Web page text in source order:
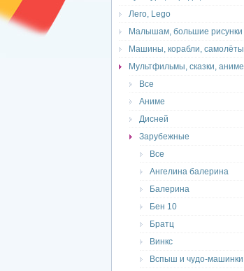
Лего, Lego
Малышам, большие рисунки
Машины, корабли, самолёты
Мультфильмы, сказки, аниме
Все
Аниме
Дисней
Зарубежные
Все
Ангелина балерина
Балерина
Бен 10
Братц
Винкс
Вспыш и чудо-машинки